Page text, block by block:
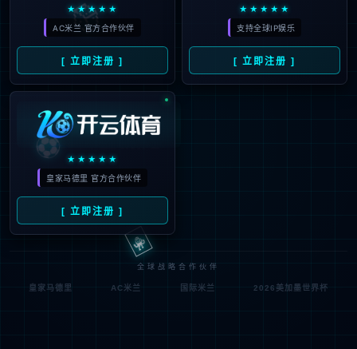
抱歉，页面无法访问...
可能原因：网址有错误 >请检查地址是否完整或存在多余字
符;
网址已失效 >可能页面已删除，活动已下线等
返回首页